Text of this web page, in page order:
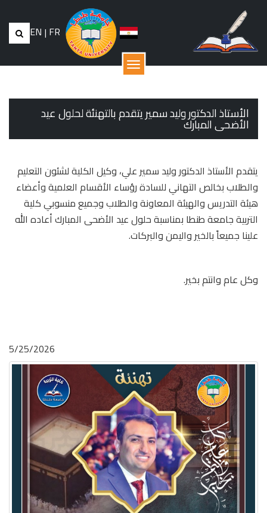
EN | FR
القائمة
الأستاذ الدكتور وليد سمير يتقدم بالتهنئة لحلول عيد
الأضحى المبارك
يتقدم الأستاذ الدكتور وليد سمير علي، وكيل الكلية لشئون التعليم
والطلاب بخالص التهاني للسادة رؤساء الأقسام العلمية وأعضاء
هيئة التدريس والهيئة المعاونة والطلاب وجميع منسوبي كلية
التربية جامعة طنطا بمناسبة حلول عيد الأضحى المبارك أعاده الله
علينا جميعاً بالخير واليمن والبركات.
وكل عام وانتم بخير.
5/25/2026